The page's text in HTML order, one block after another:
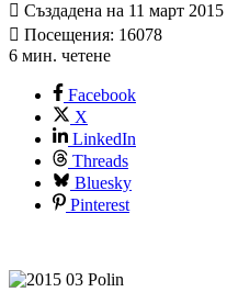
Създадена на 11 март 2015
Посещения: 16078
6 мин. четене
Facebook
X
LinkedIn
Threads
Bluesky
Pinterest